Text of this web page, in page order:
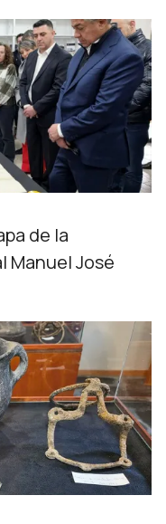
de la
Manuel José